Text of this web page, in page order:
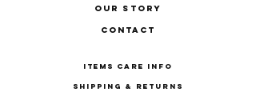
Our Story
Contact
Items Care Info
Shipping & Returns